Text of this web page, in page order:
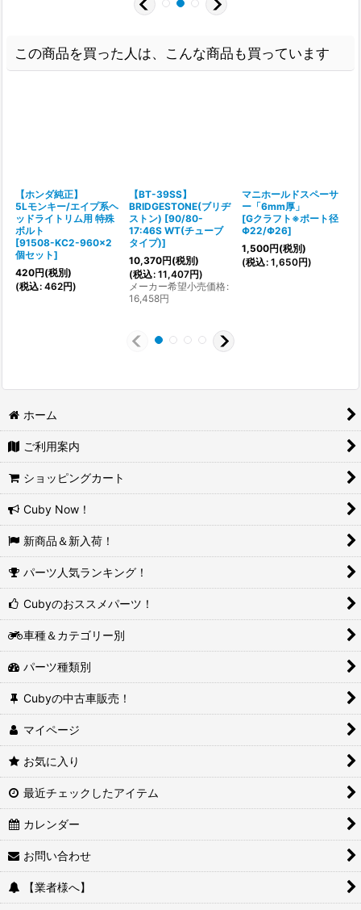
この商品を買った人は、こんな商品も買っています
【ホンダ純正】
5Lモンキー/エイプ系ヘ
ッドライトリム用 特殊
ボルト
[91508-KC2-960×2
個セット]
420円(税別)
(税込: 462円)
【BT-39SS】
BRIDGESTONE(ブリヂ
ストン) [90/80-
17:46S WT(チューブ
タイプ)]
10,370円(税別)
(税込: 11,407円)
メーカー希望小売価格:
16,458円
マニホールドスペーサ
ー「6mm厚」
[Gクラフト※ポート径
Φ22/Φ26]
1,500円(税別)
(税込: 1,650円)
ホーム
ご利用案内
ショッピングカート
Cuby Now！
新商品＆新入荷！
パーツ人気ランキング！
Cubyのおススメパーツ！
車種＆カテゴリー別
パーツ種類別
Cubyの中古車販売！
マイページ
お気に入り
最近チェックしたアイテム
カレンダー
お問い合わせ
【業者様へ】